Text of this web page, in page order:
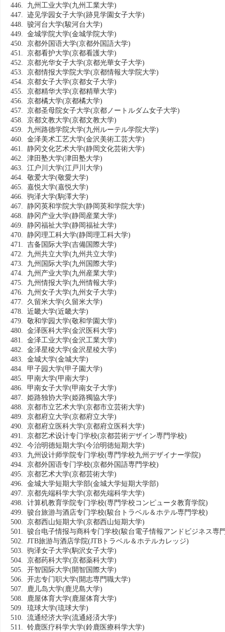
446. 九州工业大学(九州工業大学)
447. 迹见学园女子大学(跡見学園女子大学)
448. 骏河台大学(駿河台大学)
449. 金城学院大学(金城学院大学)
450. 京都外国语大学(京都外国語大学)
451. 京都看护大学(京都看護大学)
452. 京都光华女子大学(京都光華女子大学)
453. 京都情报大学院大学(京都情報大学院大学)
454. 京都女子大学(京都女子大学)
455. 京都精华大学(京都精華大学)
456. 京都橘大学(京都橘大学)
457. 京都圣母院女子大学(京都ノートルダム女子大学)
458. 京都文教大学(京都文教大学)
459. 九州路德学院大学(九州ルーテル学院大学)
460. 金泽美术工艺大学(金沢美術工芸大学)
461. 静冈文化艺术大学(静岡文化芸術大学)
462. 津田塾大学(津田塾大学)
463. 江户川大学(江戸川大学)
464. 敬爱大学(敬愛大学)
465. 嘉悦大学(嘉悦大学)
466. 驹泽大学(駒澤大学)
467. 静冈英和学院大学(静岡英和学院大学)
468. 静冈产业大学(静岡産業大学)
469. 静冈福祉大学(静岡福祉大学)
470. 静冈理工科大学(静岡理工科大学)
471. 吉备国际大学(吉備国際大学)
472. 九州共立大学(九州共立大学)
473. 九州国际大学(九州国際大学)
474. 九州产业大学(九州産業大学)
475. 九州情报大学(九州情報大学)
476. 九州女子大学(九州女子大学)
477. 久留米大学(久留米大学)
478. 近畿大学(近畿大学)
479. 敬和学园大学(敬和学園大学)
480. 金泽医科大学(金沢医科大学)
481. 金泽工业大学(金沢工業大学)
482. 金泽星稜大学(金沢星稜大学)
483. 金城大学(金城大学)
484. 甲子园大学(甲子園大学)
485. 甲南大学(甲南大学)
486. 甲南女子大学(甲南女子大学)
487. 姫路独协大学(姫路獨協大学)
488. 京都市立艺术大学(京都市立芸術大学)
489. 京都府立大学(京都府立大学)
490. 京都府立医科大学(京都府立医科大学)
491. 京都艺术设计专门学校(京都芸術デザイン専門学校)
492. 今治明德短期大学(今治明徳短期大学)
493. 九州设计师学院专门学校(専門学校九州デザイナー学院)
494. 京都外国语专门学校(京都外国語専門学校)
495. 京都艺术大学(京都芸術大学)
496. 金城大学短期大学部(金城大学短期大学部)
497. 京都先端科学大学(京都先端科学大学)
498. 计算机教育学院专门学校(専門学校コンピュータ教育学院)
499. 骏台旅游与酒店专门学校(駿台トラベル＆ホテル専門学校)
500. 京都西山短期大学(京都西山短期大学)
501. 骏台电子情报与商科专门学校(駿台電子情報アンドビジネス専
502. JTB旅游与酒店学院(JTBトラベル＆ホテルカレッジ)
503. 驹泽女子大学(駒沢女子大学)
504. 京都药科大学(京都薬科大学)
505. 开智国际大学(開智国際大学)
506. 开志专门职大学(開志専門職大学)
507. 鹿儿岛大学(鹿児島大学)
508. 鹿屋体育大学(鹿屋体育大学)
509. 琉球大学(琉球大学)
510. 流通经济大学(流通経済大学)
511. 铃鹿医疗科学大学(鈴鹿医療科学大学)